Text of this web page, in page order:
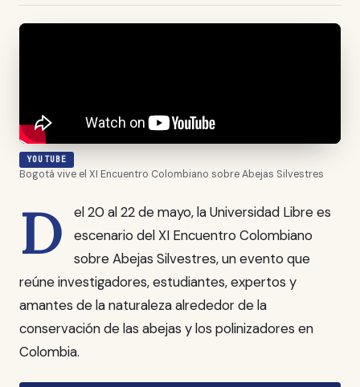
YOUTUBE
Bogotá vive el XI Encuentro Colombiano sobre Abejas Silvestres
D
el 20 al 22 de mayo, la Universidad Libre es
escenario del XI Encuentro Colombiano
sobre Abejas Silvestres, un evento que
reúne investigadores, estudiantes, expertos y
amantes de la naturaleza alrededor de la
conservación de las abejas y los polinizadores en
Colombia.